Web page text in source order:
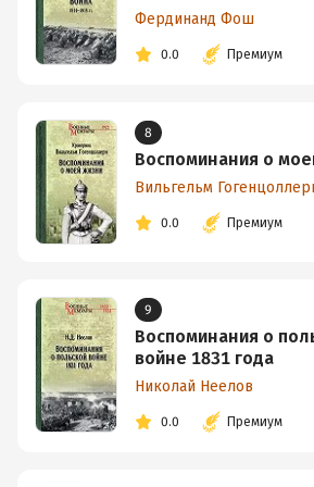
Фердинанд Фош
0.0 Премиум
8
Воспоминания о
Вильгельм
0.0 Премиум
9
Воспоминания о
войне 1831 года
Николай Неелов
0.0 Премиум